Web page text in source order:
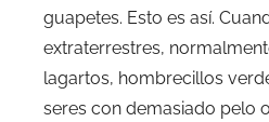
guapetes. Esto es así.
extraterrestres,
lagartos, hombrecillos
seres con demasiado pelo